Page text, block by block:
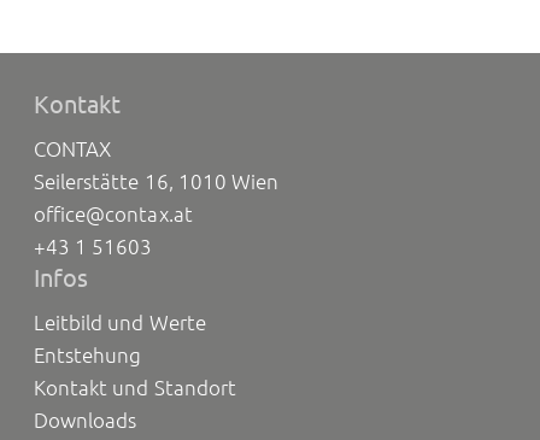
Kontakt
CONTAX
Seilerstätte 16, 1010 Wien
office@contax.at
+43 1 51603
Infos
Leitbild und Werte
Entstehung
Kontakt und Standort
Downloads